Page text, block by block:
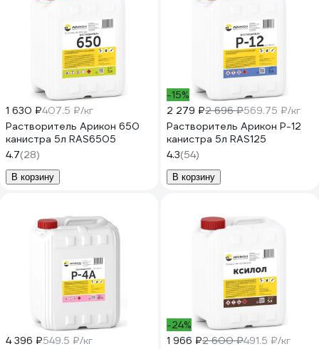
1 630 ₽407.5 ₽/кг
Растворитель Арикон 650
канистра 5л RAS6505
4.7(28)
В корзину
-15%
2 279 ₽2 696 ₽569.75 ₽/кг
Растворитель Арикон Р-12
канистра 5л RAS125
4.3(54)
В корзину
4 396 ₽549.5 ₽/кг
-24%
1 966 ₽2 600 ₽491.5 ₽/кг